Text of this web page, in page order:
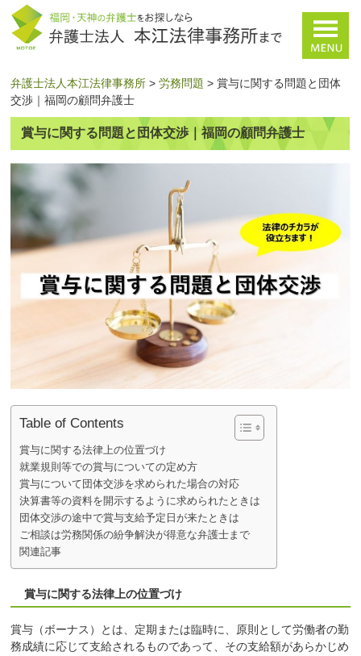
弁護士法人本江法律事務所 >労務問題 >賞与に関する問題と団体
交渉｜福岡の顧問弁護士
賞与に関する問題と団体交渉｜福岡の顧問弁護士
Table of Contents
賞与に関する法律上の位置づけ
就業規則等での賞与についての定め方
賞与について団体交渉を求められた場合の対応
決算書等の資料を開示するように求められたときは
団体交渉の途中で賞与支給予定日が来たときは
ご相談は労務関係の紛争解決が得意な弁護士まで
関連記事
賞与に関する法律上の位置づけ
賞与（ボーナス）とは、定期または臨時に、原則として労働者の勤
務成績に応じて支給されるものであって、その支給額があらかじめ